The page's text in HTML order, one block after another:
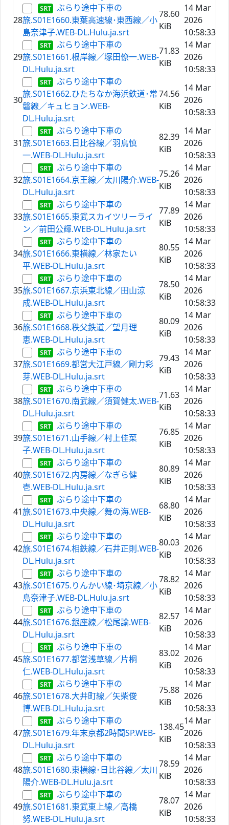
28
ぶらり途中下車の
旅.S01E1660.東葉高速線･東西線／小
島奈津子.WEB-DL.Hulu.ja.srt
78.60
KiB
14 Mar
2026
10:58:33
29
ぶらり途中下車の
旅.S01E1661.根岸線／塚田僚一.WEB-
DL.Hulu.ja.srt
71.83
KiB
14 Mar
2026
10:58:33
30
ぶらり途中下車の
旅.S01E1662.ひたちなか海浜鉄道･常
磐線／キュヒョン.WEB-
DL.Hulu.ja.srt
74.56
KiB
14 Mar
2026
10:58:33
31
ぶらり途中下車の
旅.S01E1663.日比谷線／羽鳥慎
一.WEB-DL.Hulu.ja.srt
82.39
KiB
14 Mar
2026
10:58:33
32
ぶらり途中下車の
旅.S01E1664.京王線／太川陽介.WEB-
DL.Hulu.ja.srt
75.26
KiB
14 Mar
2026
10:58:33
33
ぶらり途中下車の
旅.S01E1665.東武スカイツリーライ
ン／前田公輝.WEB-DL.Hulu.ja.srt
77.89
KiB
14 Mar
2026
10:58:33
34
ぶらり途中下車の
旅.S01E1666.東横線／林家たい
平.WEB-DL.Hulu.ja.srt
80.55
KiB
14 Mar
2026
10:58:33
35
ぶらり途中下車の
旅.S01E1667.京浜東北線／田山涼
成.WEB-DL.Hulu.ja.srt
78.50
KiB
14 Mar
2026
10:58:33
36
ぶらり途中下車の
旅.S01E1668.秩父鉄道／望月理
恵.WEB-DL.Hulu.ja.srt
80.09
KiB
14 Mar
2026
10:58:33
37
ぶらり途中下車の
旅.S01E1669.都営大江戸線／剛力彩
芽.WEB-DL.Hulu.ja.srt
79.43
KiB
14 Mar
2026
10:58:33
38
ぶらり途中下車の
旅.S01E1670.南武線／須賀健太.WEB-
DL.Hulu.ja.srt
71.63
KiB
14 Mar
2026
10:58:33
39
ぶらり途中下車の
旅.S01E1671.山手線／村上佳菜
子.WEB-DL.Hulu.ja.srt
76.85
KiB
14 Mar
2026
10:58:33
40
ぶらり途中下車の
旅.S01E1672.内房線／なぎら健
壱.WEB-DL.Hulu.ja.srt
80.89
KiB
14 Mar
2026
10:58:33
41
ぶらり途中下車の
旅.S01E1673.中央線／舞の海.WEB-
DL.Hulu.ja.srt
68.80
KiB
14 Mar
2026
10:58:33
42
ぶらり途中下車の
旅.S01E1674.相鉄線／石井正則.WEB-
DL.Hulu.ja.srt
80.03
KiB
14 Mar
2026
10:58:33
43
ぶらり途中下車の
旅.S01E1675.りんかい線･埼京線／小
島奈津子.WEB-DL.Hulu.ja.srt
78.82
KiB
14 Mar
2026
10:58:33
44
ぶらり途中下車の
旅.S01E1676.銀座線／松尾諭.WEB-
DL.Hulu.ja.srt
82.57
KiB
14 Mar
2026
10:58:33
45
ぶらり途中下車の
旅.S01E1677.都営浅草線／片桐
仁.WEB-DL.Hulu.ja.srt
83.02
KiB
14 Mar
2026
10:58:33
46
ぶらり途中下車の
旅.S01E1678.大井町線／矢柴俊
博.WEB-DL.Hulu.ja.srt
75.88
KiB
14 Mar
2026
10:58:33
47
ぶらり途中下車の
旅.S01E1679.年末京都2時間SP.WEB-
DL.Hulu.ja.srt
138.45
KiB
14 Mar
2026
10:58:33
48
ぶらり途中下車の
旅.S01E1680.東横線･日比谷線／太川
陽介.WEB-DL.Hulu.ja.srt
78.59
KiB
14 Mar
2026
10:58:33
49
ぶらり途中下車の
旅.S01E1681.東武東上線／高橋
努.WEB-DL.Hulu.ja.srt
78.07
KiB
14 Mar
2026
10:58:33